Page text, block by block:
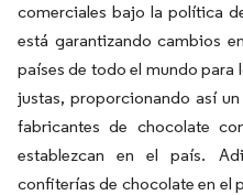
comerciales bajo la política
está garantizando cambios
países de todo el mundo
justas, proporcionando así
fabricantes de chocolate
establezcan en el país.
confiterías de chocolate en el